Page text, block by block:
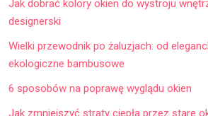
Jak dobrać kolory okien do wystroju
designerski
Wielki przewodnik po żaluzjach: od
ekologiczne bambusowe
6 sposobów na poprawę wyglądu okien
Jak zmniejszyć straty ciepła przez stare